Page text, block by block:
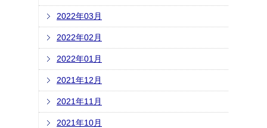
2022年03月
2022年02月
2022年01月
2021年12月
2021年11月
2021年10月